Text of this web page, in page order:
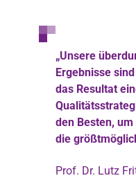
„Unsere
Ergebnisse
das Resultat
den Besten,
die
Prof. Dr. Lutz